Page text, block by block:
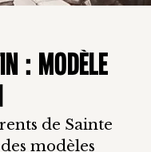
: MODÈLE
de Sainte
modèles